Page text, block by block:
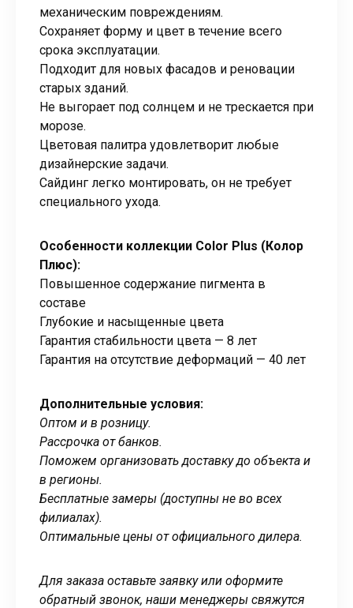
механическим повреждениям.
Сохраняет форму и цвет в течение всего
срока эксплуатации.
Подходит для новых фасадов и реновации
старых зданий.
Не выгорает под солнцем и не трескается при
морозе.
Цветовая палитра удовлетворит любые
дизайнерские задачи.
Сайдинг легко монтировать, он не требует
специального ухода.
Особенности коллекции Color Plus (Колор
Плюс):
Повышенное содержание пигмента в
составе
Глубокие и насыщенные цвета
Гарантия стабильности цвета — 8 лет
Гарантия на отсутствие деформаций — 40 лет
Дополнительные условия:
Оптом и в розницу.
Рассрочка от банков.
Поможем организовать доставку до объекта и
в регионы.
Бесплатные замеры (доступны не во всех
филиалах).
Оптимальные цены от официального дилера.
Для заказа оставьте заявку или оформите
обратный звонок, наши менеджеры свяжутся